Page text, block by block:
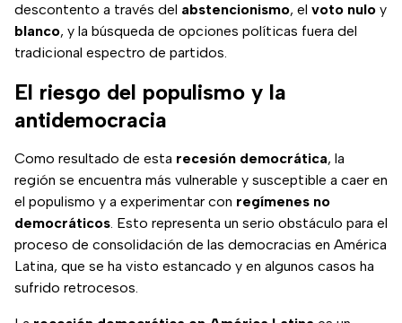
descontento a través del abstencionismo, el voto nulo y
blanco, y la búsqueda de opciones políticas fuera del
tradicional espectro de partidos.
El riesgo del populismo y la
antidemocracia
Como resultado de esta recesión democrática, la
región se encuentra más vulnerable y susceptible a caer en
el populismo y a experimentar con regímenes no
democráticos. Esto representa un serio obstáculo para el
proceso de consolidación de las democracias en América
Latina, que se ha visto estancado y en algunos casos ha
sufrido retrocesos.